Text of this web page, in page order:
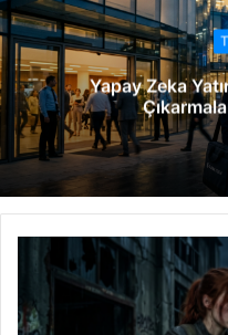
Yapay Zeka